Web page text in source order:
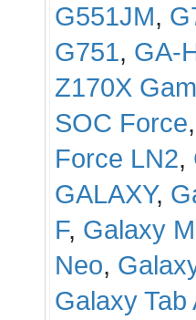
G551JM,
G751, GA-
Z170X
SOC Force
Force LN2,
GALAXY,
F, Galaxy
Neo,
Galaxy Tab